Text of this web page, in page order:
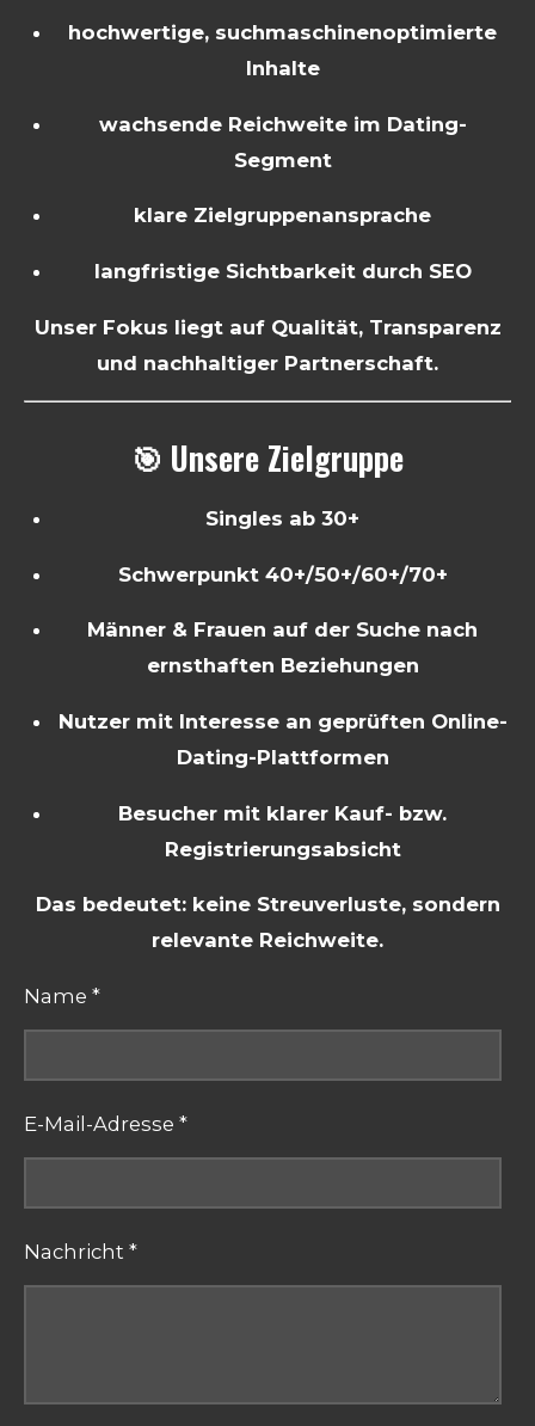
hochwertige, suchmaschinenoptimierte
Inhalte
wachsende Reichweite im Dating-
Segment
klare Zielgruppenansprache
langfristige Sichtbarkeit durch SEO
Unser Fokus liegt auf Qualität, Transparenz
und nachhaltiger Partnerschaft.
🎯 Unsere Zielgruppe
Singles ab 30+
Schwerpunkt 40+/50+/60+/70+
Männer & Frauen auf der Suche nach
ernsthaften Beziehungen
Nutzer mit Interesse an geprüften Online-
Dating-Plattformen
Besucher mit klarer Kauf- bzw.
Registrierungsabsicht
Das bedeutet: keine Streuverluste, sondern
relevante Reichweite.
Name *
E-Mail-Adresse *
Nachricht *